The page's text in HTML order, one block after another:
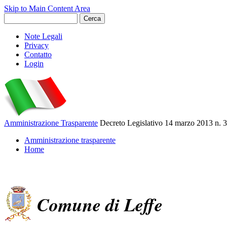
Skip to Main Content Area
Note Legali
Privacy
Contatto
Login
Amministrazione Trasparente Decreto Legislativo 14 marzo 2013 n.
Amministrazione trasparente
Home
Comune di Leffe